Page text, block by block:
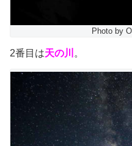
Photo by
2番目は天の川 。